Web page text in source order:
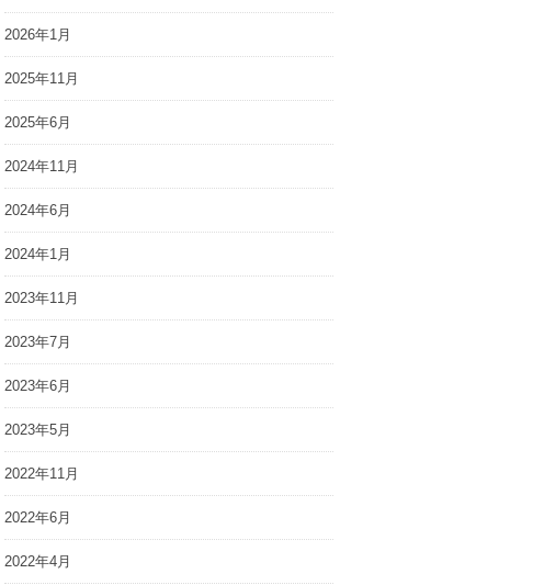
2026年1月
2025年11月
2025年6月
2024年11月
2024年6月
2024年1月
2023年11月
2023年7月
2023年6月
2023年5月
2022年11月
2022年6月
2022年4月